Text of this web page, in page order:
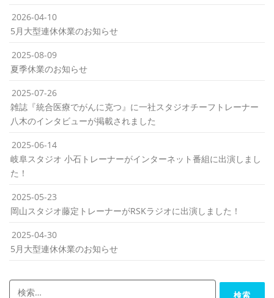
2026-04-10
5月大型連休休業のお知らせ
2025-08-09
夏季休業のお知らせ
2025-07-26
雑誌『統合医療でがんに克つ』に一社スタジオチーフトレーナー
八木のインタビューが掲載されました
2025-06-14
岐阜スタジオ 小石トレーナーがインターネット番組に出演しまし
た！
2025-05-23
岡山スタジオ藤定トレーナーがRSKラジオに出演しました！
2025-04-30
5月大型連休休業のお知らせ
検